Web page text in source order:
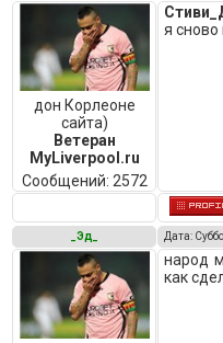
дон Корлеоне
сайта)
Ветеран
MyLiverpool.ru
Сообщений: 2572
я сново
_Эд_ Дата:
народ
как